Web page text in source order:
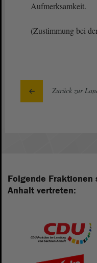
Aufmerksamkeit.
(Zustimmung bei
Zurück zur
Folgende Fraktionen
Anhalt vertreten: